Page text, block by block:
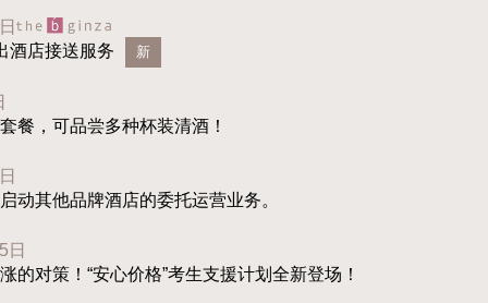
酒店接送服务
新
餐，可品尝多种杯装清酒！
动其他品牌酒店的委托运营业务。
日
的对策！“安心价格”考生支援计划全新登场！